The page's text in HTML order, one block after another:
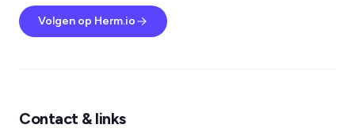
Volgen op Herm.io
Contact & links